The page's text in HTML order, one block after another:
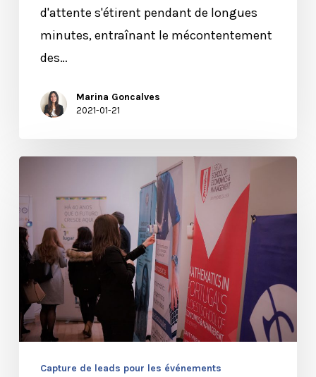
d'attente s'étirent pendant de longues
minutes, entraînant le mécontentement
des…
Marina Goncalves
2021-01-21
devrait
partager
des
contacts
comme
celui-
Capture de leads pour les événements